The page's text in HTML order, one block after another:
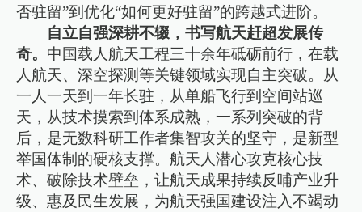
否驻留”到优化“如何更好驻留”的跨越式进阶。
自立自强深耕不辍，书写航天赶超发展传
奇。 中国载人航天工程三十余年砥砺前行，在载
人航天、深空探测等关键领域实现自主突破。从
一人一天到一年长驻，从单船飞行到空间站巡
天，从技术摸索到体系成熟，一系列突破的背
后，是无数科研工作者集智攻关的坚守，是新型
举国体制的硬核支撑。航天人潜心攻克核心技
术、破除技术壁垒，让航天成果持续反哺产业升
级、惠及民生发展，为航天强国建设注入不竭动